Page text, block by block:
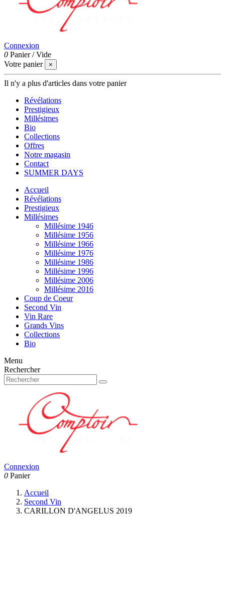
Connexion
0 Panier /Vide
Votre panier
×
Il n'y a plus d'articles dans votre panier
Révélations
Prestigieux
Millésimes
Bio
Collections
Offres
Notre magasin
Contact
SUMMER DAYS
Accueil
Révélations
Prestigieux
Millésimes
Millésime 1946
Millésime 1956
Millésime 1966
Millésime 1976
Millésime 1986
Millésime 1996
Millésime 2006
Millésime 2016
Coup de Coeur
Second Vin
Vin Rare
Grands Vins
Collections
Bio
Menu
Rechercher
Connexion
0 Panier
Accueil
Second Vin
CARILLON D'ANGELUS 2019